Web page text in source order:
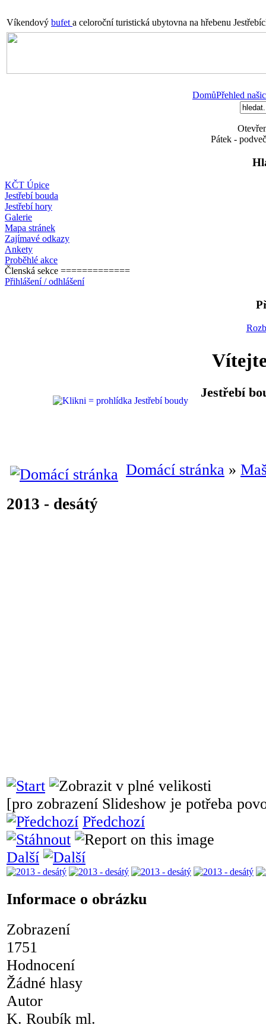
Víkendový bufet a celoroční turistická ubytovna na hřebenu
DomůPřehled
Pátek -
KČT Úpice
Jestřebí bouda
Jestřebí hory
Galerie
Mapa stránek
Zajímavé odkazy
Ankety
Proběhlé akce
Členská sekce =============
Přihlášení / odhlášení
Jestřebí
Domácí stránka »
2013 - desátý
[pro zobrazení Slideshow je potřeba
Předchozí
Další
Informace o obrázku
Zobrazení
1751
Hodnocení
Žádné hlasy
Autor
K. Roubík ml.